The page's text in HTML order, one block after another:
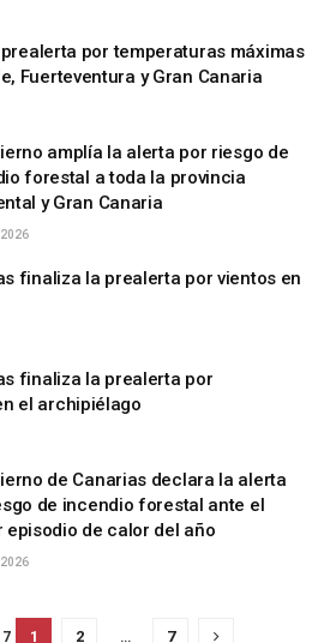
por temperaturas máximas
Fuerteventura y Gran Canaria
amplía la alerta por riesgo de
forestal a toda la provincia
y Gran Canaria
finaliza la prealerta por vientos en
finaliza la prealerta por
el archipiélago
de Canarias declara la alerta
de incendio forestal ante el
episodio de calor del año
1 2 … 7